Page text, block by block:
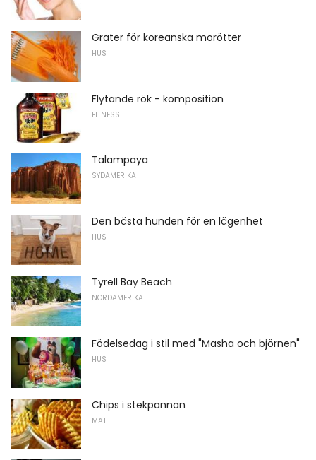
Grater för koreanska morötter
HUS
Flytande rök - komposition
FITNESS
Talampaya
SYDAMERIKA
Den bästa hunden för en lägenhet
HUS
Tyrell Bay Beach
NORDAMERIKA
Födelsedag i stil med "Masha och björnen"
HUS
Chips i stekpannan
MAT